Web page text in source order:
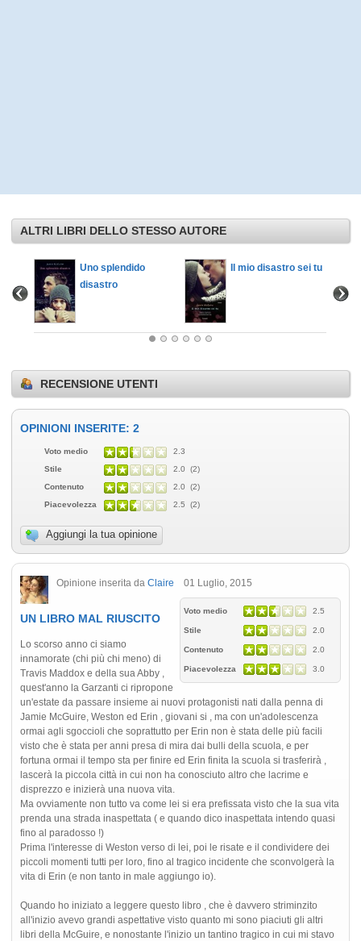
ALTRI LIBRI DELLO STESSO AUTORE
Uno splendido
disastro
Il mio disastro sei tu
RECENSIONE UTENTI
OPINIONI INSERITE: 2
Voto medio
2.3
Stile
2.0 (2)
Contenuto
2.0 (2)
Piacevolezza
2.5 (2)
Aggiungi la tua opinione
Opinione inserita da Claire 01 Luglio, 2015
Voto medio 2.5
Stile 2.0
Contenuto 2.0
Piacevolezza 3.0
UN LIBRO MAL RIUSCITO
Lo scorso anno ci siamo
innamorate (chi più chi meno) di
Travis Maddox e della sua Abby ,
quest'anno la Garzanti ci ripropone
un'estate da passare insieme ai nuovi protagonisti nati dalla penna di
Jamie McGuire, Weston ed Erin , giovani si , ma con un'adolescenza
ormai agli sgoccioli che soprattutto per Erin non è stata delle più facili
visto che è stata per anni presa di mira dai bulli della scuola, e per
fortuna ormai il tempo sta per finire ed Erin finita la scuola si trasferirà ,
lascerà la piccola città in cui non ha conosciuto altro che lacrime e
disprezzo e inizierà una nuova vita.
Ma ovviamente non tutto va come lei si era prefissata visto che la sua vita
prenda una strada inaspettata ( e quando dico inaspettata intendo quasi
fino al paradosso !)
Prima l'interesse di Weston verso di lei, poi le risate e il condividere dei
piccoli momenti tutti per loro, fino al tragico incidente che sconvolgerà la
vita di Erin (e non tanto in male aggiungo io).
Quando ho iniziato a leggere questo libro , che è davvero striminzito
all'inizio avevo grandi aspettative visto quanto mi sono piaciuti gli altri
libri della McGuire, e nonostante l'inizio un tantino tragico in cui mi stavo